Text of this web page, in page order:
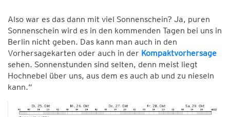
Also war es das dann mit viel Sonnenschein? Ja, puren
Sonnenschein wird es in den kommenden Tagen bei uns in
Berlin nicht geben. Das kann man auch in den
Vorhersagekarten oder auch in der Kompaktvorhersage
sehen. Sonnenstunden sind selten, denn meist liegt
Hochnebel über uns, aus dem es auch ab und zu nieseln
kann.“